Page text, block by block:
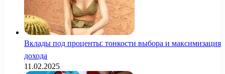
Вклады под проценты: тонкости выбора и максимизация
дохода
11.02.2025